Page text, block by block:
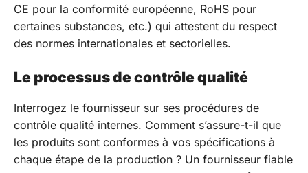
CE pour la conformité européenne, RoHS pour
certaines substances, etc.) qui attestent du respect
des normes internationales et sectorielles.
Le processus de contrôle qualité
Interrogez le fournisseur sur ses procédures de
contrôle qualité internes. Comment s’assure-t-il que
les produits sont conformes à vos spécifications à
chaque étape de la production ? Un fournisseur fiable